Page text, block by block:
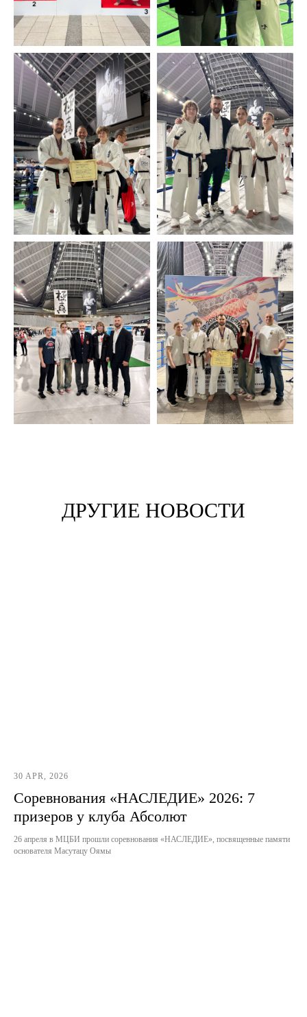
ДРУГИЕ НОВОСТИ
30 APR, 2026
Соревнования «НАСЛЕДИЕ» 2026: 7
призеров у клуба Абсолют
26 апреля в МЦБИ прошли соревнования «НАСЛЕДИЕ», посвященные памяти
основателя Масутацу Оямы